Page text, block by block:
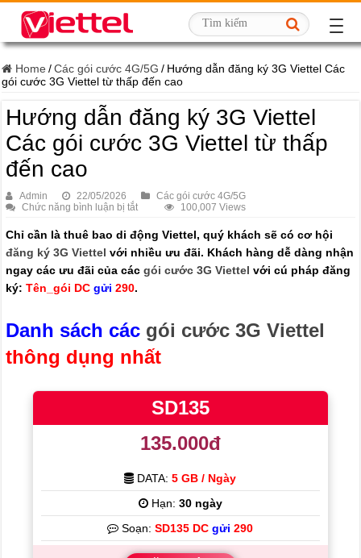
Home / Các gói cước 4G/5G / Hướng dẫn đăng ký 3G Viettel Các
gói cước 3G Viettel từ thấp đến cao
Hướng dẫn đăng ký 3G Viettel
Các gói cước 3G Viettel từ thấp
đến cao
Admin 22/05/2026
Các gói cước 4G/5G
Chức năng bình luận bị tắtở
dẫn
đăng
ký
Viettel
Viettel
thấp
đến
100,007 Views
Chỉ cần là thuê bao di động Viettel, quý khách sẽ có cơ hội
đăng ký 3G Viettel với nhiều ưu đãi. Khách hàng dễ dàng nhận
ngay các ưu đãi của cácgói cước 3G Viettel với cú pháp đăng
ký:Tên_gói DCgửi 290.
Danh sách các gói cước 3G Viettel
thông dụng nhất
SD135
135.000đ
DATA:5 GB / Ngày
Hạn: 30 ngày
Soạn:SD135 DCgửi 290